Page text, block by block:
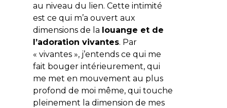
au niveau du lien. Cette intimité
est ce qui m’a ouvert aux
dimensions de la louange et de
l’adoration vivantes. Par
« vivantes », j’entends ce qui me
fait bouger intérieurement, qui
me met en mouvement au plus
profond de moi même, qui touche
pleinement la dimension de mes